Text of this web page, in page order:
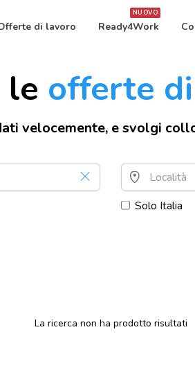
di lavoro
NUOVO
Ready4Work
le offerte
velocemente, e svolgi
Solo Italia
La ricerca non ha prodotto risultati